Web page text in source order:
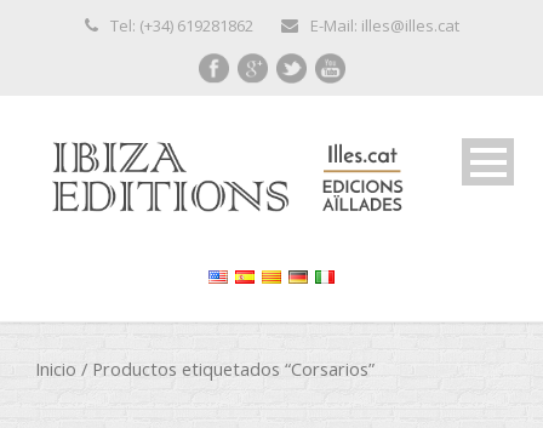
Tel: (+34) 619281862 E-Mail: illes@illes.cat
Inicio / Productos etiquetados “Corsarios”